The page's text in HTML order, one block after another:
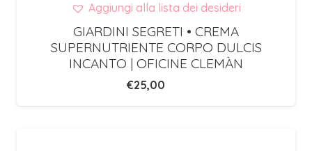
Aggiungi alla lista dei desideri
GIARDINI SEGRETI • CREMA
SUPERNUTRIENTE CORPO DULCIS
INCANTO | OFICINE CLEMÀN
€25,00